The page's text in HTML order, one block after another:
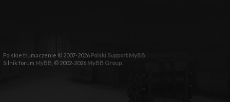
Polskie tłumaczenie © 2007-2026 Polski Support MyBB
Silnik forum MyBB , © 2002-2026 MyBB Group